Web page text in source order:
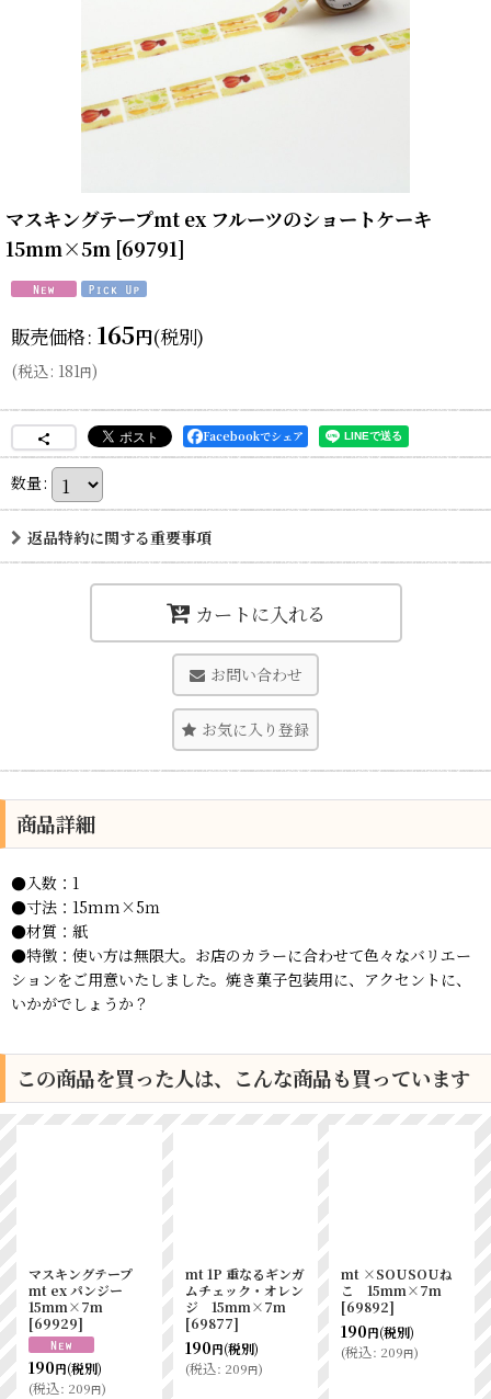
マスキングテープmt ex フルーツのショートケーキ
15mm×5m [69791]
販売価格: 165円(税別)
(税込: 181円)
Facebookでシェア
数量:
返品特約に関する重要事項
カートに入れる
お問い合わせ
お気に入り登録
商品詳細
●入数：1
●寸法：15mm×5ｍ
●材質：紙
●特徴：使い方は無限大。お店のカラーに合わせて色々なバリエー
ションをご用意いたしました。焼き菓子包装用に、アクセントに、
いかがでしょうか？
この商品を買った人は、こんな商品も買っています
マスキングテープ
mt ex パンジー
15mm×7m
[69929]
190円(税別)
(税込: 209円)
mt 1P 重なるギンガ
ムチェック・オレン
ジ 15mm×7m
[69877]
190円(税別)
(税込: 209円)
mt ×SOUSOUね
こ 15mm×7m
[69892]
190円(税別)
(税込: 209円)